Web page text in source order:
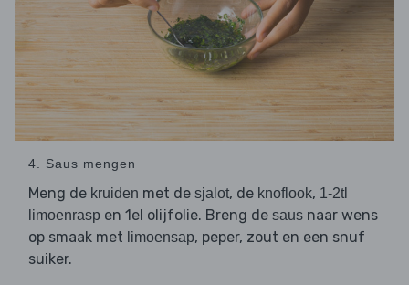
4. Saus mengen
Meng de kruiden met de sjalot, de knoflook, 1-2tl
limoenrasp en 1el olijfolie. Breng de saus naar wens
op smaak met limoensap, peper, zout en een snuf
suiker.